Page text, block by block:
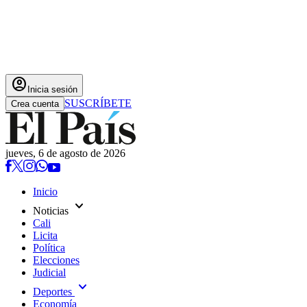
account_circle Inicia sesión
Crea cuenta SUSCRÍBETE
jueves, 6 de agosto de 2026
Inicio
Noticias expand_more
Cali
Licita
Política
Elecciones
Judicial
Deportes expand_more
Economía